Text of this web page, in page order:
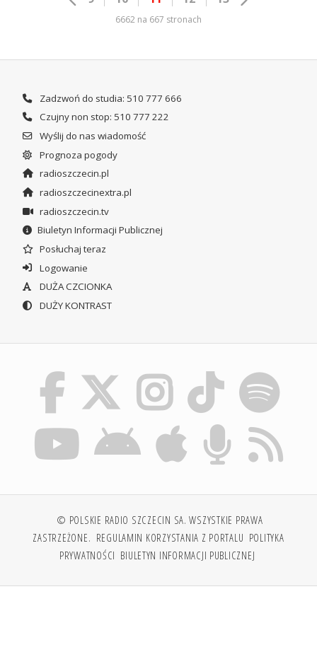
6662 na 667 stronach
Zadzwoń do studia: 510 777 666
Czujny non stop: 510 777 222
Wyślij do nas wiadomość
Prognoza pogody
radioszczecin.pl
radioszczecinextra.pl
radioszczecin.tv
Biuletyn Informacji Publicznej
Posłuchaj teraz
Logowanie
DUŻA CZCIONKA
DUŻY KONTRAST
© POLSKIE RADIO SZCZECIN SA. WSZYSTKIE PRAWA
ZASTRZEŻONE. REGULAMIN KORZYSTANIA Z PORTALU POLITYKA
PRYWATNOŚCI BIULETYN INFORMACJI PUBLICZNEJ